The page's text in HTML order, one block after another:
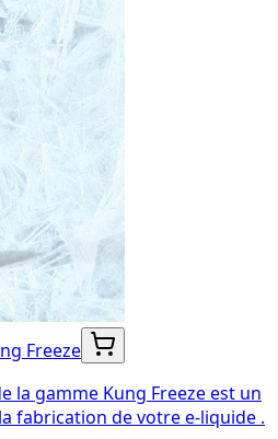
Freeze
la gamme Kung Freeze est un
fabrication de votre e-liquide .